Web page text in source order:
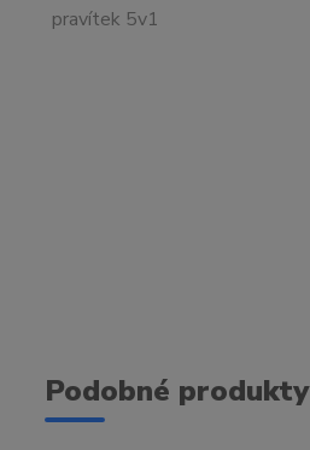
Podobné produkty